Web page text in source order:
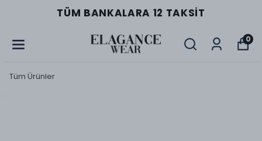
TÜM BANKALARA 12 TAKSIT
0
Tüm Ürünler